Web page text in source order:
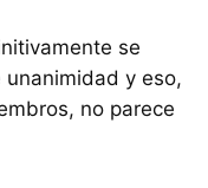
se
y eso,
no parece